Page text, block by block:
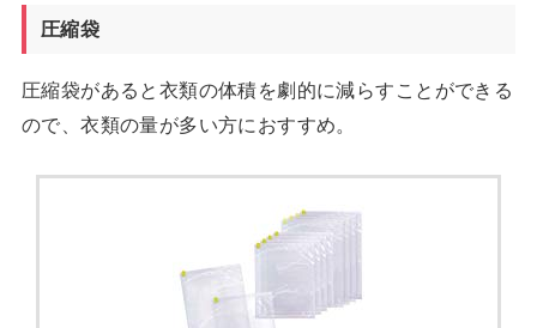
圧縮袋
圧縮袋があると衣類の体積を劇的に減らすことができる
ので、衣類の量が多い方におすすめ。